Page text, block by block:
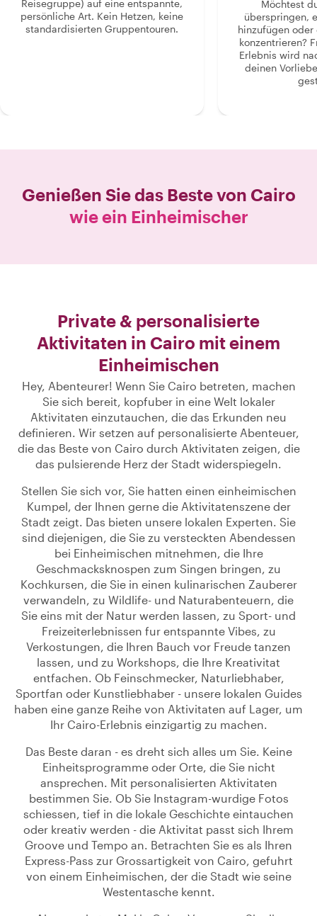
Reisegruppe) auf eine entspannte,
persönliche Art. Kein Hetzen, keine
standardisierten Gruppentouren.
Möchtest
überspringen,
hinzufügen
konzentrieren?
Erlebnis wird
deinen
Genießen Sie das Beste von Cairo
wie ein Einheimischer
Private & personalisierte
Aktivitaten in Cairo mit einem
Einheimischen
Hey, Abenteurer! Wenn Sie Cairo betreten, machen
Sie sich bereit, kopfuber in eine Welt lokaler
Aktivitaten einzutauchen, die das Erkunden neu
definieren. Wir setzen auf personalisierte Abenteuer,
die das Beste von Cairo durch Aktivitaten zeigen, die
das pulsierende Herz der Stadt widerspiegeln.
Stellen Sie sich vor, Sie hatten einen einheimischen
Kumpel, der Ihnen gerne die Aktivitatenszene der
Stadt zeigt. Das bieten unsere lokalen Experten. Sie
sind diejenigen, die Sie zu versteckten Abendessen
bei Einheimischen mitnehmen, die Ihre
Geschmacksknospen zum Singen bringen, zu
Kochkursen, die Sie in einen kulinarischen Zauberer
verwandeln, zu Wildlife- und Naturabenteuern, die
Sie eins mit der Natur werden lassen, zu Sport- und
Freizeiterlebnissen fur entspannte Vibes, zu
Verkostungen, die Ihren Bauch vor Freude tanzen
lassen, und zu Workshops, die Ihre Kreativitat
entfachen. Ob Feinschmecker, Naturliebhaber,
Sportfan oder Kunstliebhaber - unsere lokalen Guides
haben eine ganze Reihe von Aktivitaten auf Lager, um
Ihr Cairo-Erlebnis einzigartig zu machen.
Das Beste daran - es dreht sich alles um Sie. Keine
Einheitsprogramme oder Orte, die Sie nicht
ansprechen. Mit personalisierten Aktivitaten
bestimmen Sie. Ob Sie Instagram-wurdige Fotos
schiessen, tief in die lokale Geschichte eintauchen
oder kreativ werden - die Aktivitat passt sich Ihrem
Groove und Tempo an. Betrachten Sie es als Ihren
Express-Pass zur Grossartigkeit von Cairo, gefuhrt
von einem Einheimischen, der die Stadt wie seine
Westentasche kennt.